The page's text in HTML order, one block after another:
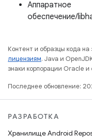
Аппаратное
обеспечение/
Контент и образцы кода
лицензиям. Java и
знаки корпорации Oracle
Последнее обновление:
РАЗРАБОТКА
Хранилище Android